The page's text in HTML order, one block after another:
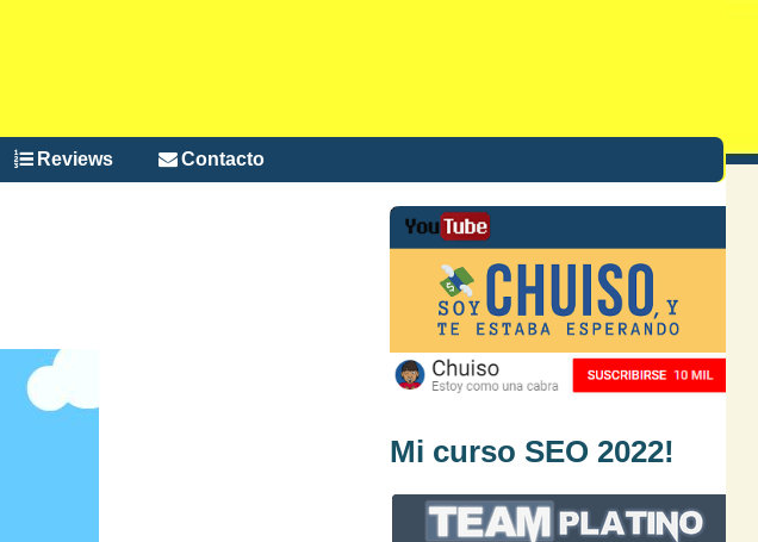
Reviews Contacto
Mi curso SEO 2022!